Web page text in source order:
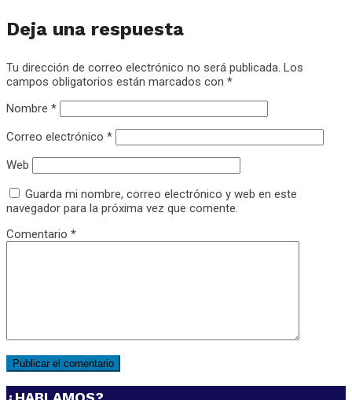
Deja una respuesta
Tu dirección de correo electrónico no será publicada. Los
campos obligatorios están marcados con *
Nombre *
Correo electrónico *
Web
Guarda mi nombre, correo electrónico y web en este
navegador para la próxima vez que comente.
Comentario *